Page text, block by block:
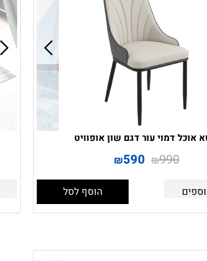
אוכל דמוי עור דגם שון אופוויט
₪990
₪590
הוסף לסל